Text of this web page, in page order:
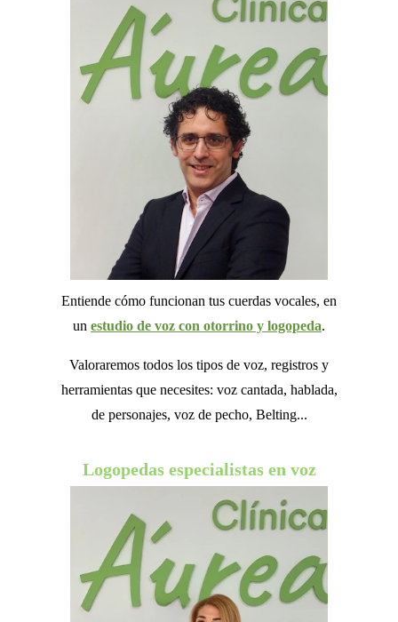
Entiende cómo funcionan tus cuerdas vocales, en
un estudio de voz con otorrino y logopeda.
Valoraremos todos los tipos de voz, registros y
herramientas que necesites: voz cantada, hablada,
de personajes, voz de pecho, Belting...
Logopedas especialistas en voz